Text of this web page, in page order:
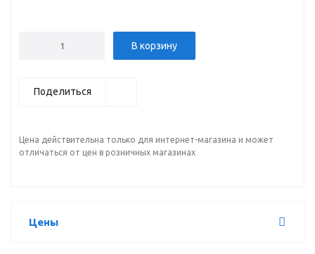
В корзину
Поделиться
Цена действительна только для интернет-магазина и может
отличаться от цен в розничных магазинах
Цены